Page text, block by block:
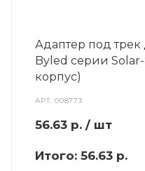
Адаптер под трек
Byled серии
корпус)
АРТ.008773
56.63 р. / шт
Итого: 56.63 р.